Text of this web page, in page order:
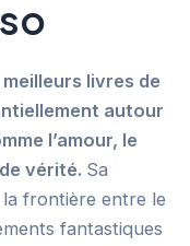
livres de
autour
l’amour, le
vérité. Sa
frontière entre le
fantastiques